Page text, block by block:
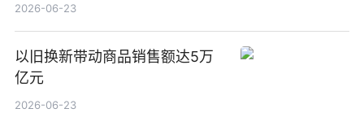
2026-06-23
以旧换新带动商品销售额达5万
亿元
2026-06-23